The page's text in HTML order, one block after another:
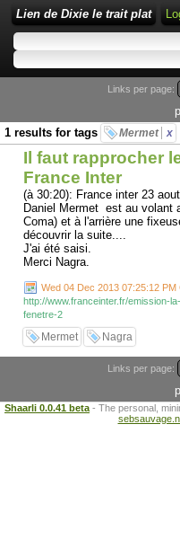
Lien de Dixie le trait plat
Links per page:
1 results for tags
Mermet x
Il faut rapprocher
France Inter
(à 30:20): France inter 23
Daniel Mermet est au volant
Coma) et à l'arrière une
découvrir la suite....
J'ai été saisi.
Merci Nagra.
Wed 04 Dec 2013 07:25:12 PM
http://www.franceinter.fr/emission-
fenetre-2
Mermet Nagra
Links per page:
Shaarli 0.0.41 beta - The personal,